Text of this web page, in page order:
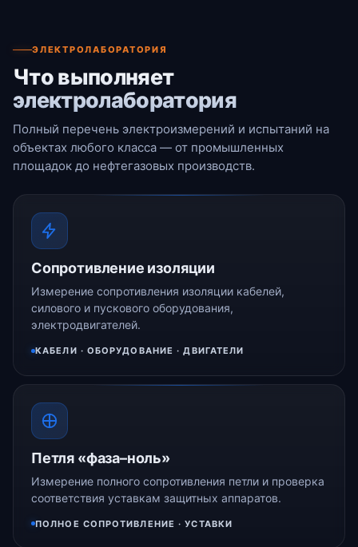
ЭЛЕКТРОЛАБОРАТОРИЯ
Что выполняет
электролаборатория
Полный перечень электроизмерений и испытаний на
объектах любого класса — от промышленных
площадок до нефтегазовых производств.
Сопротивление изоляции
Измерение сопротивления изоляции кабелей,
силового и пускового оборудования,
электродвигателей.
КАБЕЛИ · ОБОРУДОВАНИЕ · ДВИГАТЕЛИ
Петля «фаза–ноль»
Измерение полного сопротивления петли и проверка
соответствия уставкам защитных аппаратов.
ПОЛНОЕ СОПРОТИВЛЕНИЕ · УСТАВКИ